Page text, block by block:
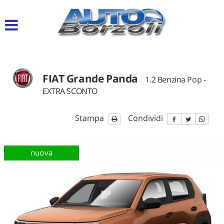
FIAT Grande Panda
1.2 Benzina Pop -
EXTRA SCONTO
Stampa Condividi
disponibile
Le
tue
Il
seguente
le
tecnologie
di